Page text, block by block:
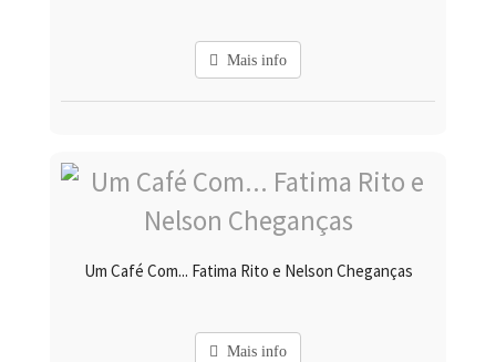
Mais info
Um Café Com... Fatima Rito e Nelson Cheganças
Mais info